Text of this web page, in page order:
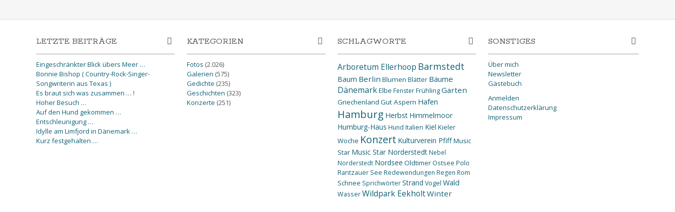
LETZTE BEITRÄGE
Eingeschränkter Blick übers Meer …
Bonnie Bishop ( Country-Rock-Singer-
Songwriterin aus Texas )
Es braut sich was zusammen … !
Hoher Besuch …
Auf den Hund gekommen …
Entschleunigung …
Idylle am Limfjord in Dänemark …
Kurz festgehalten …
KATEGORIEN
Fotos (2.026)
Galerien (575)
Gedichte (235)
Geschichten (323)
Konzerte (251)
SCHLAGWORTE
Arboretum Ellerhoop Barmstedt
Baum Berlin Blumen Blätter Bäume
DänemarkElbe FensterFrühlingGarten
Griechenland Gut Aspern Hafen
Hamburg Herbst Himmelmoor
Humburg-Haus Hund Italien Kiel Kieler
Woche Konzert Kulturverein PfiffMusic
Star Music Star Norderstedt Nebel
Norderstedt Nordsee OldtimerOstsee Polo
Rantzauer See Redewendungen Regen Rom
Schnee SprichwörterStrand Vogel Wald
WasserWildpark EekholtWinter
SONSTIGES
Über mich
Newsletter
Gästebuch
Anmelden
Datenschutzerklärung
Impressum